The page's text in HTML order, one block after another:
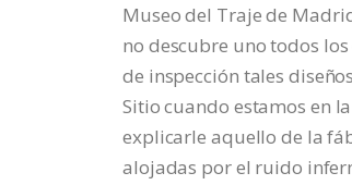
Museo del Traje de
no descubre uno todos
de inspección tales
Sitio cuando estamos en
explicarle aquello de la
alojadas por el ruido